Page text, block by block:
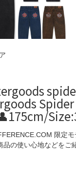
限定モ
品の使い心地などをご